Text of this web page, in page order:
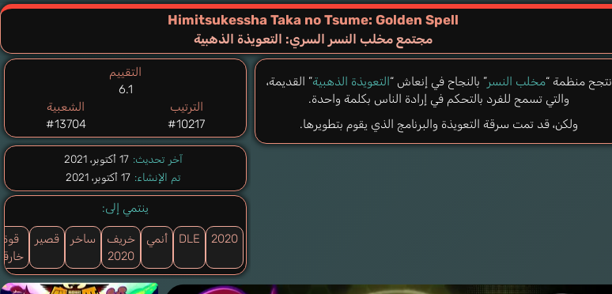
Himitsukessha Taka no Tsume: Golden Spell
مجتمع مخلب النسر السري: التعويذة الذهبية
نتجح منظمة “مخلب النسر” بالنجاح في إنعاش “التعويذة الذهبية” القديمة،
والتي تسمح للفرد بالتحكم في إرادة الناس بكلمة واحدة.
ولكن، قد تمت سرقة التعويذة والبرنامج الذي يقوم بتطويرها.
التقييم
6.1
الترتيب
#10217
الشعبية
#13704
آخر تحديث: 17 أكتوبر، 2021
تم الإنشاء: 17 أكتوبر، 2021
ينتمي إلى:
2020
DLE أنمي
خريف
2020
ساخر قصير
قوة